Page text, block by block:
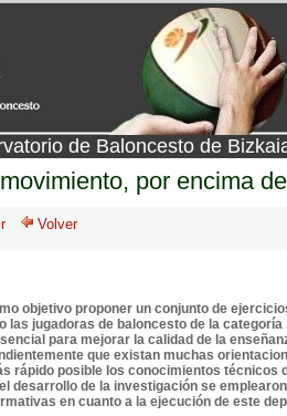
de Baloncesto de
por encima
objetivo proponer un conjunto de
jugadoras de baloncesto de la
para mejorar la calidad de la
que existan muchas
rápido posible los conocimientos
desarrollo de la investigación se
en cuanto a la ejecución de este